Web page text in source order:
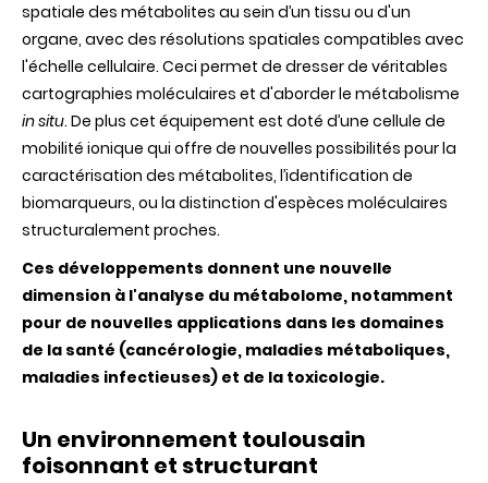
spatiale des métabolites au sein d’un tissu ou d'un
organe, avec des résolutions spatiales compatibles avec
l'échelle cellulaire. Ceci permet de dresser de véritables
cartographies moléculaires et d'aborder le métabolisme
in situ. De plus cet équipement est doté d’une cellule de
mobilité ionique qui offre de nouvelles possibilités pour la
caractérisation des métabolites, l’identification de
biomarqueurs, ou la distinction d'espèces moléculaires
structuralement proches.
Ces développements donnent une nouvelle
dimension à l'analyse du métabolome, notamment
pour de nouvelles applications dans les domaines
de la santé (cancérologie, maladies métaboliques,
maladies infectieuses) et de la toxicologie.
Un environnement toulousain
foisonnant et structurant